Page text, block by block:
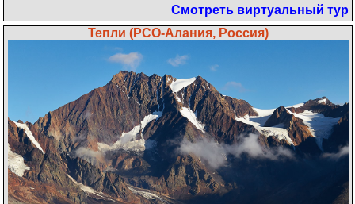
Смотреть виртуальный тур
Тепли (РСО-Алания, Россия)